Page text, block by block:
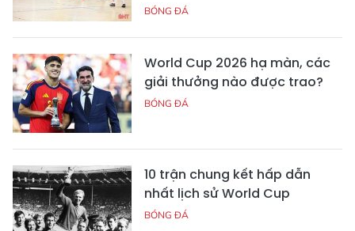
BÓNG ĐÁ
World Cup 2026 hạ màn, các
giải thưởng nào được trao?
BÓNG ĐÁ
10 trận chung kết hấp dẫn
nhất lịch sử World Cup
BÓNG ĐÁ